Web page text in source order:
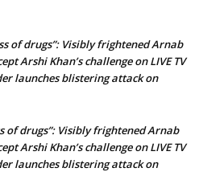
of drugs”: Visibly frightened Arnab
Arshi Khan’s challenge on LIVE TV
launches blistering attack on
of drugs”: Visibly frightened Arnab
Arshi Khan’s challenge on LIVE TV
launches blistering attack on